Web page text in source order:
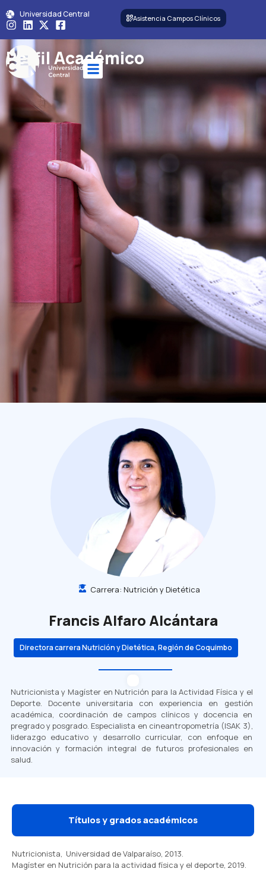
Universidad Central Asistencia Campos Clínicos
Perfil Académico
Carrera: Nutrición y Dietética
Francis Alfaro Alcántara
Directora carrera Nutrición y Dietética, Región de Coquimbo
Nutricionista y Magíster en Nutrición para la Actividad Física y el
Deporte. Docente universitaria con experiencia en gestión
académica, coordinación de campos clínicos y docencia en
pregrado y posgrado. Especialista en cineantropometría (ISAK 3),
liderazgo educativo y desarrollo curricular, con enfoque en
innovación y formación integral de futuros profesionales en
salud.
Títulos y grados académicos
Nutricionista, Universidad de Valparaíso, 2013.
Magíster en Nutrición para la actividad física y el deporte, 2019.